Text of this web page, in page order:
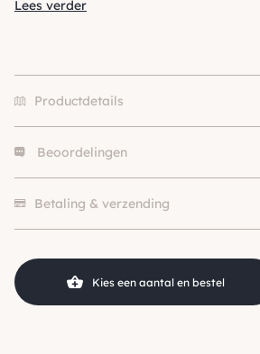
Lees verder
Productdetails
Beoordelingen
Betaling & verzending
Kies een aantal en bestel